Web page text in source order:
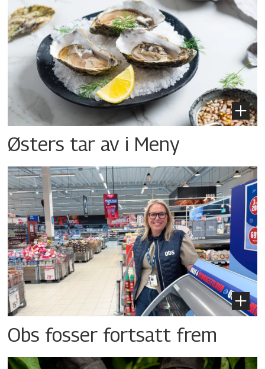
Østers tar av i Meny
Obs fosser fortsatt frem